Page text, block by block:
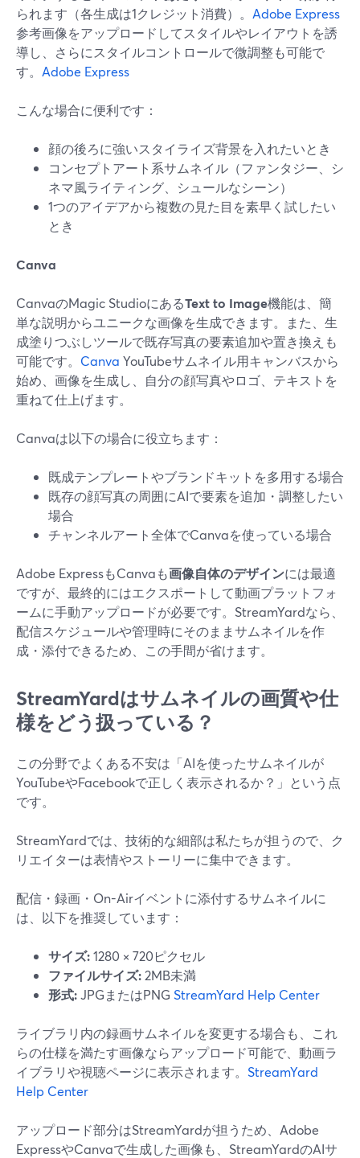
られます（各生成は1クレジット消費）。 Adobe Express
参考画像をアップロードしてスタイルやレイアウトを誘
導し、さらにスタイルコントロールで微調整も可能で
す。 Adobe Express
こんな場合に便利です：
顔の後ろに強いスタイライズ背景を入れたいとき
コンセプトアート系サムネイル（ファンタジー、シ
ネマ風ライティング、シュールなシーン）
1つのアイデアから複数の見た目を素早く試したい
とき
Canva
CanvaのMagic StudioにあるText to Image機能は、簡
単な説明からユニークな画像を生成できます。また、生
成塗りつぶしツールで既存写真の要素追加や置き換えも
可能です。 Canva YouTubeサムネイル用キャンバスから
始め、画像を生成し、自分の顔写真やロゴ、テキストを
重ねて仕上げます。
Canvaは以下の場合に役立ちます：
既成テンプレートやブランドキットを多用する場合
既存の顔写真の周囲にAIで要素を追加・調整したい
場合
チャンネルアート全体でCanvaを使っている場合
Adobe ExpressもCanvaも画像自体のデザインには最適
ですが、最終的にはエクスポートして動画プラットフォ
ームに手動アップロードが必要です。StreamYardなら、
配信スケジュールや管理時にそのままサムネイルを作
成・添付できるため、この手間が省けます。
StreamYardはサムネイルの画質や仕
様をどう扱っている？
この分野でよくある不安は「AIを使ったサムネイルが
YouTubeやFacebookで正しく表示されるか？」という点
です。
StreamYardでは、技術的な細部は私たちが担うので、ク
リエイターは表情やストーリーに集中できます。
配信・録画・On-Airイベントに添付するサムネイルに
は、以下を推奨しています：
サイズ:1280 × 720ピクセル
ファイルサイズ: 2MB未満
形式:JPGまたはPNG StreamYard Help Center
ライブラリ内の録画サムネイルを変更する場合も、これ
らの仕様を満たす画像ならアップロード可能で、動画ラ
イブラリや視聴ページに表示されます。 StreamYard
Help Center
アップロード部分はStreamYardが担うため、Adobe
ExpressやCanvaで生成した画像も、StreamYardのAIサ